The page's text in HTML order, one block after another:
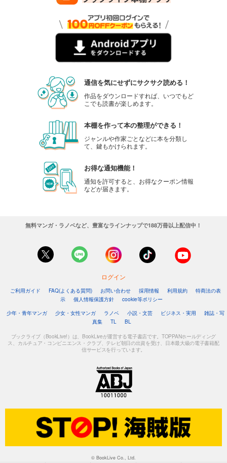
通信を気にせずにサクサク読める！
作品をダウンロードすれば、いつでもど
こでも読書が楽しめます。
本棚を作って本の整理ができる！
ジャンルや作家ごとなどに本を分類し
て、鍵もかけられます。
お得な通知機能！
通知を許可すると、お得なクーポン情報
などが届きます。
無料マンガ・ラノベなど、豊富なラインナップで188万冊以上配信中！
ログイン
ご利用ガイド FAQ(よくある質問) お問い合わせ 採用情報 利用規約
特商法の表
示
個人情報保護方針
cookie等ポリシー
少年・青年マンガ
少女・女性マンガ ラノベ 小説・文芸 ビジネス・実用
雑誌・写
真集
TL BL
ブックライブ（BookLive!）は、BookLiveが運営する電子書店です。TOPPANホールディング
ス、カルチュア・コンビニエンス・クラブ、テレビ朝日の出資を受け、日本最大級の電子書籍配
信サービスを行っています。
© BookLive Co., Ltd.